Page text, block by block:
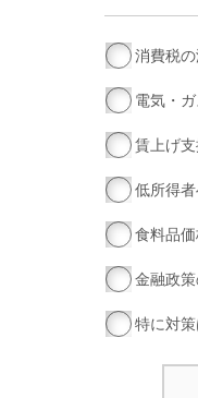
消費税
電気・
賃上げ支
低所得
食料品
金融政
特に対